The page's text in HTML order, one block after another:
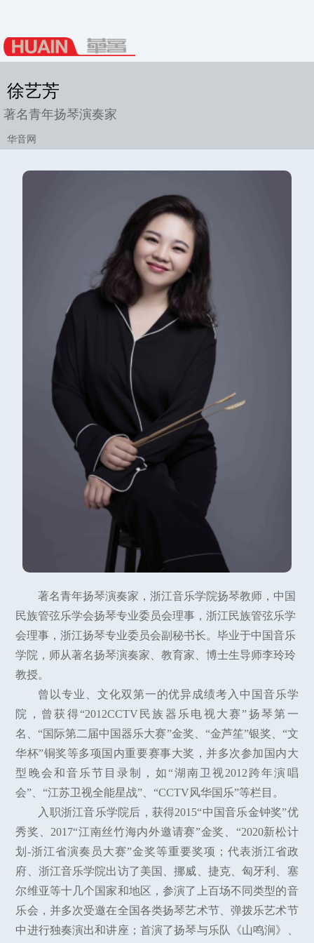
徐艺芳
著名青年扬琴演奏家
华音网
著名青年扬琴演奏家，浙江音乐学院扬琴教师，中国
民族管弦乐学会扬琴专业委员会理事，浙江民族管弦乐学
会理事，浙江扬琴专业委员会副秘书长。毕业于中国音乐
学院，师从著名扬琴演奏家、教育家、博士生导师李玲玲
教授。
曾以专业、文化双第一的优异成绩考入中国音乐学
院，曾获得“2012CCTV民族器乐电视大赛”扬琴第一
名、“国际第二届中国器乐大赛”金奖、“金芦笙”银奖、“文
华杯”铜奖等多项国内重要赛事大奖，并多次参加国内大
型晚会和音乐节目录制，如“湖南卫视2012跨年演唱
会”、“江苏卫视全能星战”、“CCTV风华国乐”等栏目。
入职浙江音乐学院后，获得2015“中国音乐金钟奖”优
秀奖、2017“江南丝竹海内外邀请赛”金奖、“2020新松计
划-浙江省演奏员大赛”金奖等重要奖项；代表浙江省政
府、浙江音乐学院出访了美国、挪威、捷克、匈牙利、塞
尔维亚等十几个国家和地区，参演了上百场不同类型的音
乐会，并多次受邀在全国各类扬琴艺术节、弹拨乐艺术节
中进行独奏演出和讲座；首演了扬琴与乐队《山鸣涧》、